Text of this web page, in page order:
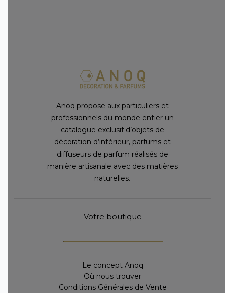
Anoq propose aux particuliers et
professionnels du monde entier un
catalogue exclusif d’objets de
décoration d’intérieur, parfums et
diffuseurs de parfum réalisés de
manière artisanale avec des matières
naturelles.
Votre boutique
Le concept Anoq
Où nous trouver
Conditions Générales de Vente